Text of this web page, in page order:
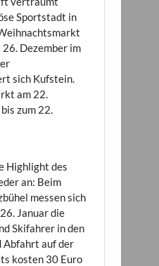
Sportstadt in
Dezember im
sich Kufstein.
am 22.
zum 22.
Highlight des
an: Beim
messen sich
Januar die
Skifahrer in den
Abfahrt auf der
kosten 30 Euro